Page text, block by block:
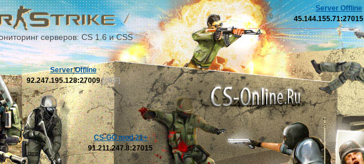
серверов: CS 1.6 и CSS
Server Offline
92.247.195.128:27009[OFF]
CS-GO mod 21+
91.211.247.8:27015
Server Offline
45.144.155.71:27015